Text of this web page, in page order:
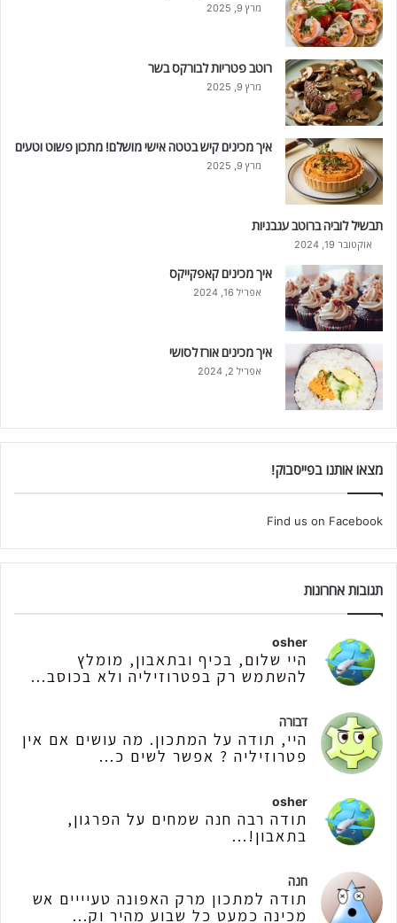
מרץ 9, 2025
רוטב פטריות לבורקס בשר
מרץ 9, 2025
איך מכינים קיש בטטה אישי מושלם! מתכון פשוט וטעים
מרץ 9, 2025
תבשיל לוביה ברוטב עגבניות
אוקטובר 19, 2024
איך מכינים קאפקייקס
אפריל 16, 2024
איך מכינים אורז לסושי
אפריל 2, 2024
מצאו אותנו בפייסבוק!
Find us on Facebook
תגובות אחרונות
osher
היי שלום, בכיף ובתאבון, מומלץ
להשתמש רק בפטרוזיליה ולא בכוסב...
דבורה
היי, תודה על המתכון. מה עושים אם אין
פטרוזיליה ? אפשר לשים כ...
osher
תודה רבה חנה שמחים על הפרגון,
בתאבון!...
חנה
תודה למתכון מרק האפונה טעיייים אש
מכינה כמעט כל שבוע מהיר וק...